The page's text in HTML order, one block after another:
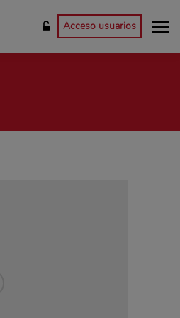
Acceso usuarios